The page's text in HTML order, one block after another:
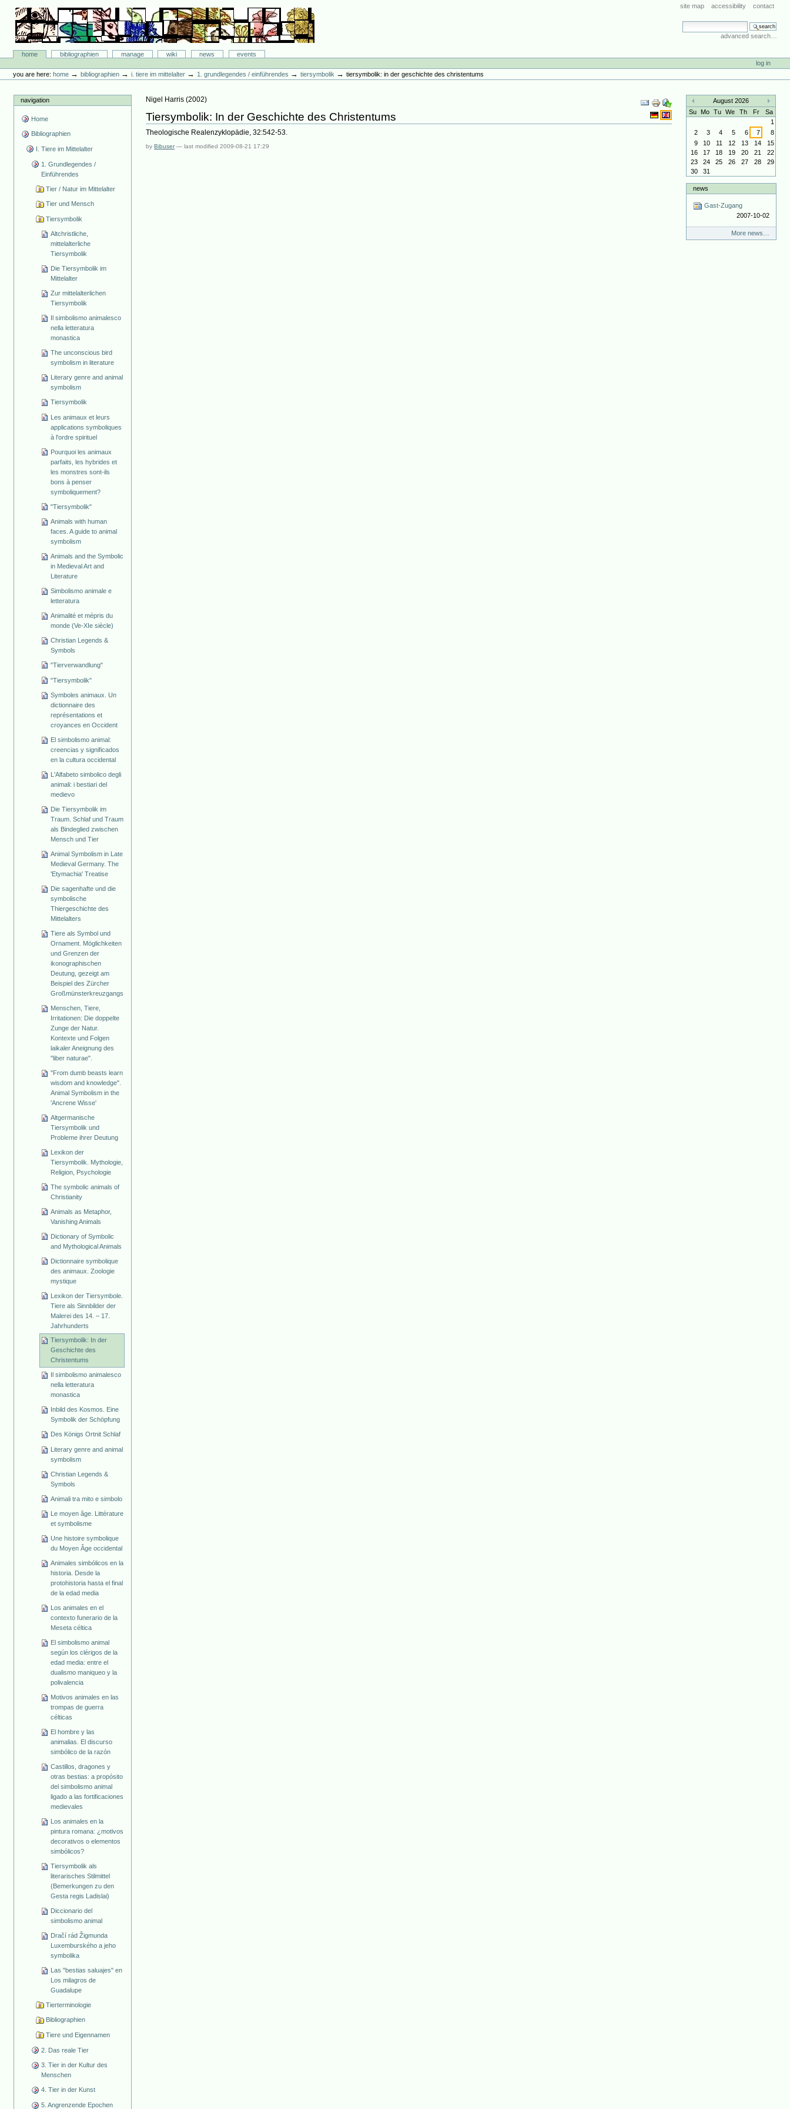
content.
navigation
site map accessibility contact
search site
advanced search…
Bibliographie-Portal
Sectionshome bibliographien manage wiki news
events
tools
log in
you are here: home →bibliographien →i. tiere im mittelalter →1. grundlegendes / einführendes →tiersymbolik →tiersymbolik: in der geschichte des christentums
navigation
Home
Bibliographien
I. Tiere im Mittelalter
1. Grundlegendes /
Einführendes
Tier / Natur im Mittelalter
Tier und Mensch
Tiersymbolik
Altchristliche,
mittelalterliche
Tiersymbolik
Die Tiersymbolik im
Mittelalter
Zur mittelalterlichen
Tiersymbolik
Il simbolismo animalesco
nella letteratura
monastica
The unconscious bird
symbolism in literature
Literary genre and animal
symbolism
Tiersymbolik
Les animaux et leurs
applications symboliques
à l'ordre spirituel
Pourquoi les animaux
parfaits, les hybrides et
les monstres sont-ils
bons à penser
symboliquement?
"Tiersymbolik"
Animals with human
faces. A guide to animal
symbolism
Animals and the Symbolic
in Medieval Art and
Literature
Simbolismo animale e
letteratura
Animalité et mépris du
monde (Ve-XIe siècle)
Christian Legends &
Symbols
"Tierverwandlung"
"Tiersymbolik"
Symboles animaux. Un
dictionnaire des
représentations et
croyances en Occident
El simbolismo animal:
creencias y significados
en la cultura occidental
L'Alfabeto simbolico degli
animali: i bestiari del
medievo
Die Tiersymbolik im
Traum. Schlaf und Traum
als Bindeglied zwischen
Mensch und Tier
Animal Symbolism in Late
Medieval Germany. The
'Etymachia' Treatise
Die sagenhafte und die
symbolische
Thiergeschichte des
Mittelalters
Tiere als Symbol und
Ornament. Möglichkeiten
und Grenzen der
ikonographischen
Deutung, gezeigt am
Beispiel des Zürcher
Großmünsterkreuzgangs
Menschen, Tiere,
Irritationen: Die doppelte
Zunge der Natur.
Kontexte und Folgen
laikaler Aneignung des
"liber naturae".
"From dumb beasts learn
wisdom and knowledge".
Animal Symbolism in the
'Ancrene Wisse'
Altgermanische
Tiersymbolik und
Probleme ihrer Deutung
Lexikon der
Tiersymbolik. Mythologie,
Religion, Psychologie
The symbolic animals of
Christianity
Animals as Metaphor,
Vanishing Animals
Dictionary of Symbolic
and Mythological Animals
Dictionnaire symbolique
des animaux. Zoologie
mystique
Lexikon der Tiersymbole.
Tiere als Sinnbilder der
Malerei des 14. – 17.
Jahrhunderts
Tiersymbolik: In der
Geschichte des
Christentums
Il simbolismo animalesco
nella letteratura
monastica
Inbild des Kosmos. Eine
Symbolik der Schöpfung
Des Königs Ortnit Schlaf
Literary genre and animal
symbolism
Christian Legends &
Symbols
Animali tra mito e simbolo
Le moyen âge. Littérature
et symbolisme
Une histoire symbolique
du Moyen Âge occidental
Animales simbólicos en la
historia. Desde la
protohistoria hasta el final
de la edad media
Los animales en el
contexto funerario de la
Meseta céltica
El simbolismo animal
según los clérigos de la
edad media: entre el
dualismo maniqueo y la
polivalencia
Motivos animales en las
trompas de guerra
célticas
El hombre y las
animalias. El discurso
simbólico de la razón
Castillos, dragones y
otras bestias: a propósito
del simbolismo animal
ligado a las fortificaciones
medievales
Los animales en la
pintura romana: ¿motivos
decorativos o elementos
simbólicos?
Tiersymbolik als
literarisches Stilmittel
(Bemerkungen zu den
Gesta regis Ladislai)
Diccionario del
simbolismo animal
Dračí rád Žigmunda
Luxemburského a jeho
symbolika
Las "bestias saluajes" en
Los milagros de
Guadalupe
Tierterminologie
Bibliographien
Tiere und Eigennamen
2. Das reale Tier
3. Tier in der Kultur des
Menschen
4. Tier in der Kunst
5. Angrenzende Epochen
Document
Actions
Nigel Harris (2002)
Tiersymbolik: In der Geschichte des Christentums
Theologische Realenzyklopädie, 32:542-53.
byBibuser —last modified2009-08-21 17:29
«
August 2026
»
Su Mo Tu We Th Fr
Sa
1
2
3 4 5 6 7
8
9
10 11 12 13 14
15
16
17 18 19 20 21
22
23
24 25 26 27 28
29
30
31
news
Gast-Zugang
2007-10-02
More news…